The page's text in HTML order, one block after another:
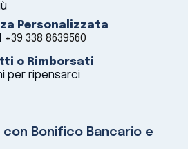
Personalizzata
+39 338 8639560
o Rimborsati
per ripensarci
Bonifico Bancario e